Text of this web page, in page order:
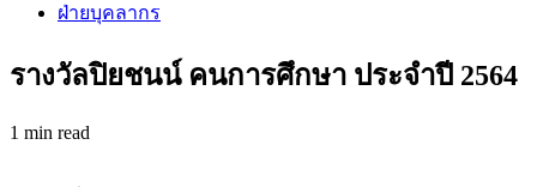
ฝ่ายบุคลากร
รางวัลปิยชนน์ คนการศึกษา ประจำปี 2564
1 min read